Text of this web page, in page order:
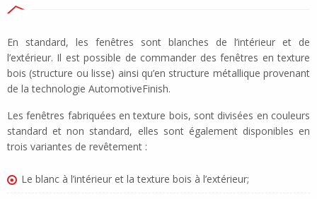
En standard, les fenêtres sont blanches de l’intérieur et de
l’extérieur. Il est possible de commander des fenêtres en texture
bois (structure ou lisse) ainsi qu’en structure métallique provenant
de la technologie AutomotiveFinish.
Les fenêtres fabriquées en texture bois, sont divisées en couleurs
standard et non standard, elles sont également disponibles en
trois variantes de revêtement :
Le blanc à l’intérieur et la texture bois à l’extérieur;